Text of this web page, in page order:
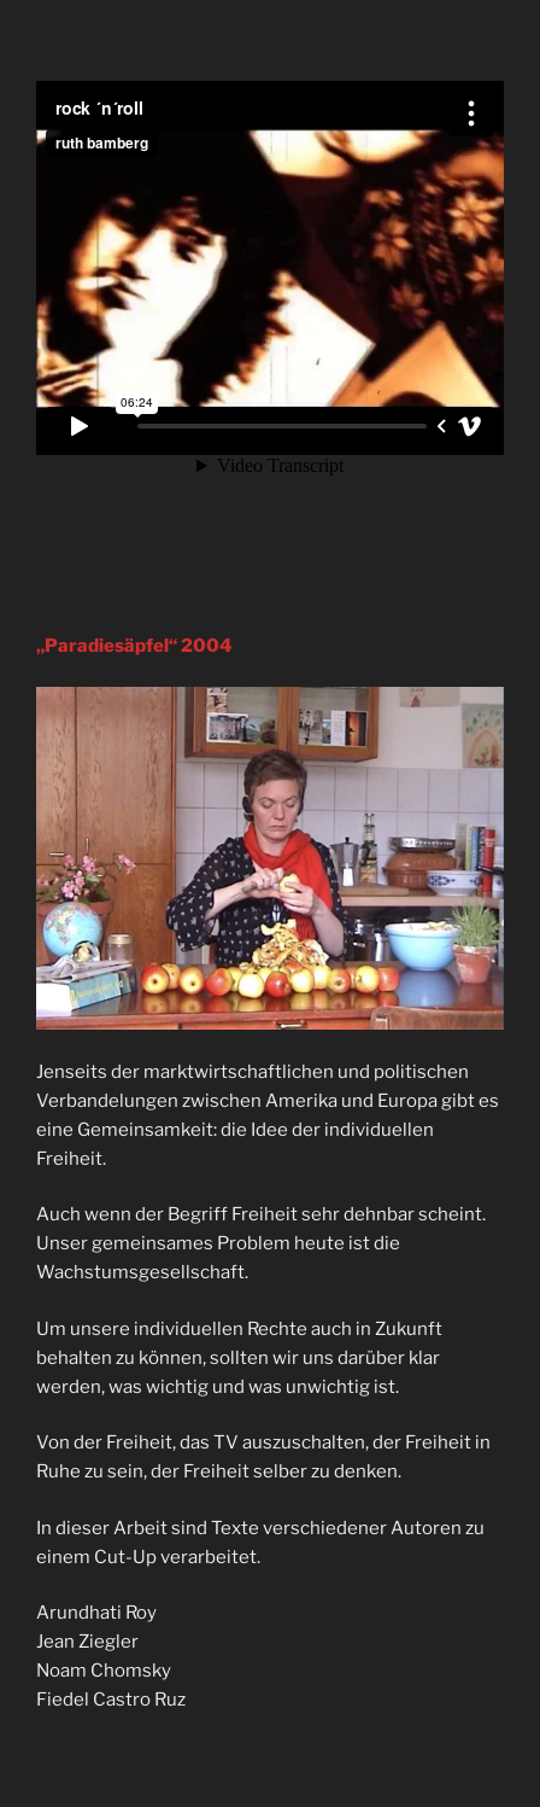
„Paradiesäpfel“ 2004
Jenseits der marktwirtschaftlichen und politischen
Verbandelungen zwischen Amerika und Europa gibt es
eine Gemeinsamkeit: die Idee der individuellen
Freiheit.
Auch wenn der Begriff Freiheit sehr dehnbar scheint.
Unser gemeinsames Problem heute ist die
Wachstumsgesellschaft.
Um unsere individuellen Rechte auch in Zukunft
behalten zu können, sollten wir uns darüber klar
werden, was wichtig und was unwichtig ist.
Von der Freiheit, das TV auszuschalten, der Freiheit in
Ruhe zu sein, der Freiheit selber zu denken.
In dieser Arbeit sind Texte verschiedener Autoren zu
einem Cut-Up verarbeitet.
Arundhati Roy
Jean Ziegler
Noam Chomsky
Fiedel Castro Ruz